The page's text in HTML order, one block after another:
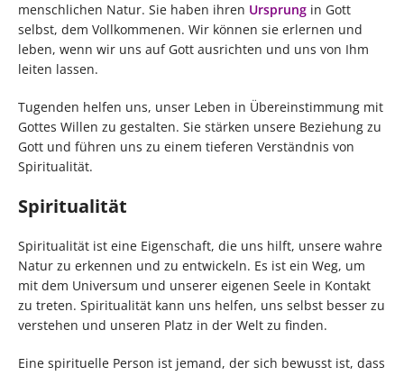
menschlichen Natur. Sie haben ihren Ursprung in Gott
selbst, dem Vollkommenen. Wir können sie erlernen und
leben, wenn wir uns auf Gott ausrichten und uns von Ihm
leiten lassen.
Tugenden helfen uns, unser Leben in Übereinstimmung mit
Gottes Willen zu gestalten. Sie stärken unsere Beziehung zu
Gott und führen uns zu einem tieferen Verständnis von
Spiritualität.
Spiritualität
Spiritualität ist eine Eigenschaft, die uns hilft, unsere wahre
Natur zu erkennen und zu entwickeln. Es ist ein Weg, um
mit dem Universum und unserer eigenen Seele in Kontakt
zu treten. Spiritualität kann uns helfen, uns selbst besser zu
verstehen und unseren Platz in der Welt zu finden.
Eine spirituelle Person ist jemand, der sich bewusst ist, dass